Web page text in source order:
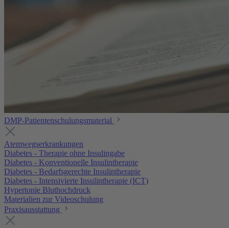
DMP-Patientenschulungsmaterial
Atemwegserkrankungen
Diabetes - Therapie ohne Insulingabe
Diabetes - Konventionelle Insulintherapie
Diabetes - Bedarfsgerechte Insulintherapie
Diabetes - Intensivierte Insulintherapie (ICT)
Hypertonie Bluthochdruck
Materialien zur Videoschulung
Praxisausstattung